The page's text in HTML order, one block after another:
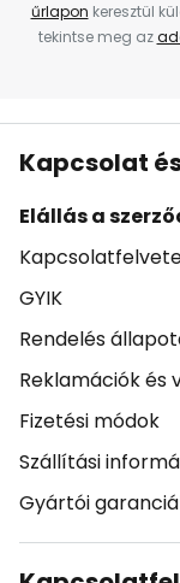
űrlapon keresztül
tekintse meg az
Kapcsolat
Elállás a
GYIK
Rendelés
Reklamációk és
Fizetési módok
Szállítási
Gyártói